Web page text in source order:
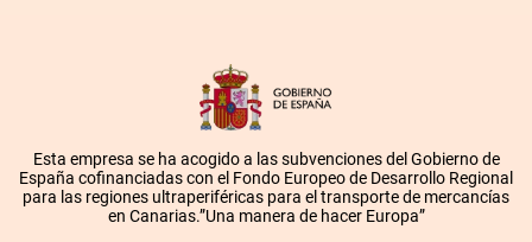
Esta empresa se ha acogido a las subvenciones del Gobierno de
España cofinanciadas con el Fondo Europeo de Desarrollo Regional
para las regiones ultraperiféricas para el transporte de mercancías
en Canarias.”Una manera de hacer Europa”